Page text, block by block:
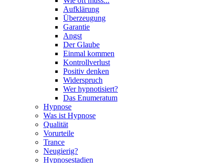
Aufklärung
Überzeugung
Garantie
Angst
Der Glaube
Einmal kommen
Kontrollverlust
Positiv denken
Widerspruch
Wer hypnotisiert?
Das Enumeratum
Hypnose
Was ist Hypnose
Qualität
Vorurteile
Trance
Neugierig?
Hypnosestadien